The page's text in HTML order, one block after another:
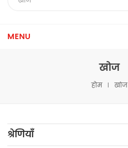
MENU
खोज
होम खोज
श्रेणियाँ